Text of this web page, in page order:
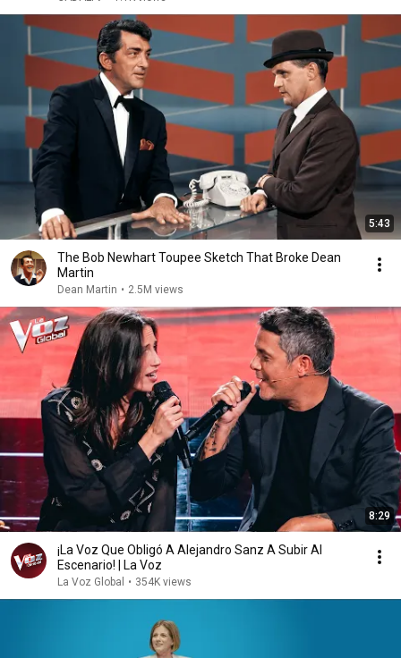
5:43
The Bob Newhart Toupee Sketch That Broke Dean
Martin
Dean Martin • 2.5M views
8:29
¡La Voz Que Obligó A Alejandro Sanz A Subir Al
Escenario! | La Voz
La Voz Global • 354K views